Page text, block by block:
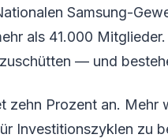
Samsung-
als 41.000
— und
zehn Prozent an. Mehr
Investitionszyklen zu